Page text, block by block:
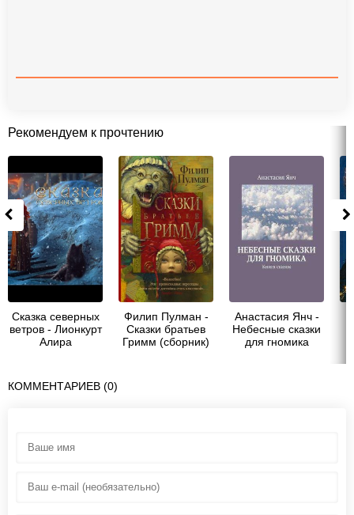
Рекомендуем к прочтению
Сказка северных
ветров - Лионкурт
Алира
Филип Пулман -
Сказки братьев
Гримм (сборник)
Анастасия Янч -
Небесные сказки
для гномика
КОММЕНТАРИЕВ (0)